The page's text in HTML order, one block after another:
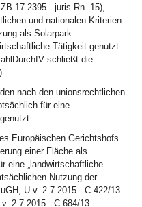
17.2395 - juris Rn. 15),
und nationalen Kriterien
als Solarpark
Tätigkeit genutzt
schließt die
nach den unionsrechtlichen
für eine
Europäischen Gerichtshofs
einer Fläche als
eine „landwirtschaftliche
Nutzung der
U.v. 2.7.2015 - C-422/13
2.7.2015 - C-684/13